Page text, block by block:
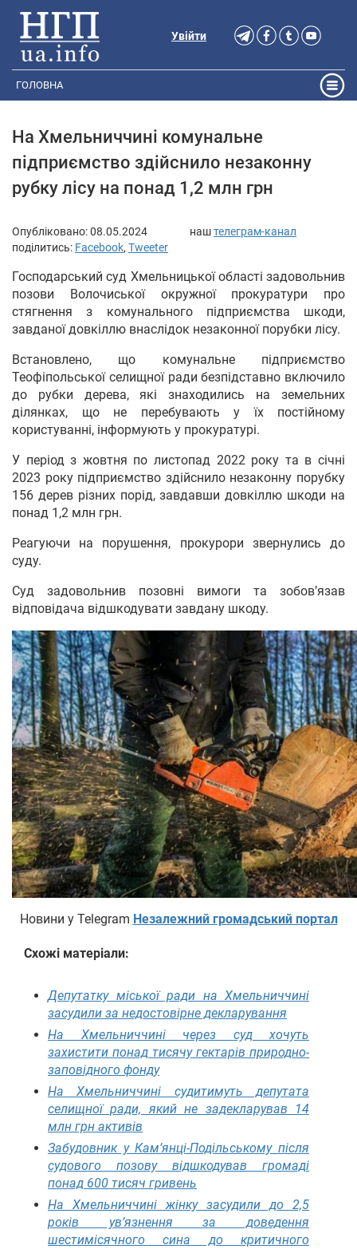
Увійти
ГОЛОВНА
На Хмельниччині комунальне
підприємство здійснило незаконну
рубку лісу на понад 1,2 млн грн
Опубліковано:08.05.2024 наштелеграм-канал
поділитись: Facebook, Tweeter
Господарський суд Хмельницької області задовольнив
позови Волочиської окружної прокуратури про
стягнення з комунального підприємства шкоди,
завданої довкіллю внаслідок незаконної порубки лісу.
Встановлено, що комунальне підприємство
Теофіпольської селищної ради безпідставно включило
до рубки дерева, які знаходились на земельних
ділянках, що не перебувають у їх постійному
користуванні, інформують у прокуратурі.
У період з жовтня по листопад 2022 року та в січні
2023 року підприємство здійснило незаконну порубку
156 дерев різних порід, завдавши довкіллю шкоди на
понад 1,2 млн грн.
Реагуючи на порушення, прокурори звернулись до
суду.
Суд задовольнив позовні вимоги та зобов’язав
відповідача відшкодувати завдану шкоду.
Новини у Telegram Незалежний громадський портал
Схожі матеріали:
Депутатку міської ради на Хмельниччині
засудили за недостовірне декларування
На Хмельниччині через суд хочуть
захистити понад тисячу гектарів природно-
заповідного фонду
На Хмельниччині судитимуть депутата
селищної ради, який не задекларував 14
млн грн активів
Забудовник у Кам’янці-Подільському після
судового позову відшкодував громаді
понад 600 тисяч гривень
На Хмельниччині жінку засудили до 2,5
років ув’язнення за доведення
шестимісячного сина до критичного